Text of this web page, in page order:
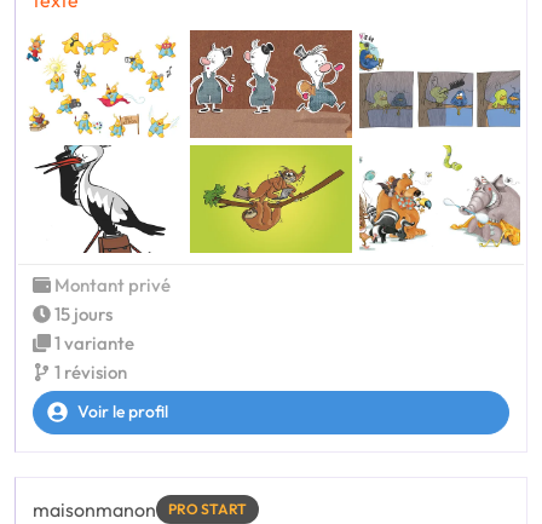
Montant privé
15 jours
1 variante
1 révision
Voir le profil
maisonmanon PRO START